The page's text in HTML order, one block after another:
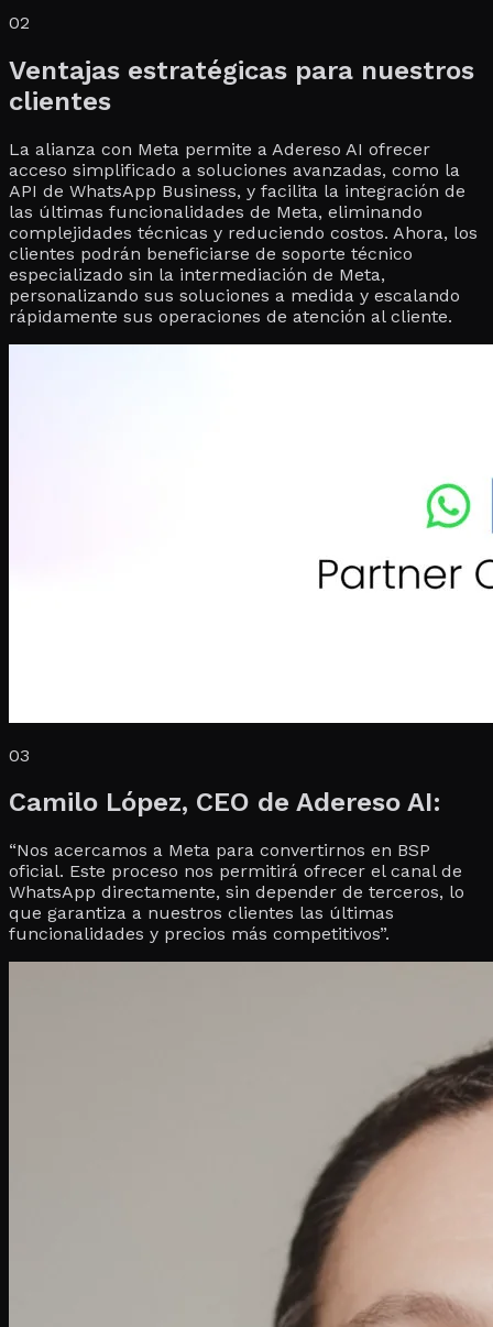
02
Ventajas estratégicas para nuestros
clientes
La alianza con Meta permite a Adereso AI ofrecer
acceso simplificado a soluciones avanzadas, como la
API de WhatsApp Business, y facilita la integración de
las últimas funcionalidades de Meta, eliminando
complejidades técnicas y reduciendo costos. Ahora, los
clientes podrán beneficiarse de soporte técnico
especializado sin la intermediación de Meta,
personalizando sus soluciones a medida y escalando
rápidamente sus operaciones de atención al cliente.
03
Camilo López, CEO de Adereso AI:
“Nos acercamos a Meta para convertirnos en BSP
oficial. Este proceso nos permitirá ofrecer el canal de
WhatsApp directamente, sin depender de terceros, lo
que garantiza a nuestros clientes las últimas
funcionalidades y precios más competitivos”.